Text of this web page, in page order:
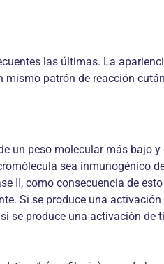
las últimas. La
patrón de reacción
un peso molecular más bajo
sea inmunogénico
II, como consecuencia de
Si se produce una
se produce una activación